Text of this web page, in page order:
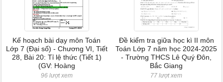
Kế hoạch bài dạy môn Toán
Lớp 7 (Đại số) - Chương VI, Tiết
28, Bài 20: Tỉ lệ thức (Tiết 1)
(GV: Hoàng
96 lượt xem
Đề kiểm tra giữa học kì II môn
Toán Lớp 7 năm học 2024-2025
- Trường THCS Lê Quý Đôn,
Bắc Giang
77 lượt xem